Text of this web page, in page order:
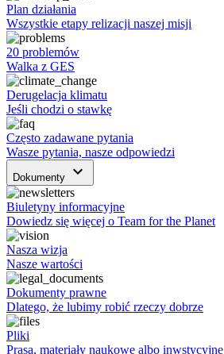
Plan działania
Wszystkie etapy relizacji naszej misji
20 problemów
Walka z GES
Derugelacja klimatu
Jeśli chodzi o stawkę
Często zadawane pytania
Wasze pytania, nasze odpowiedzi
Dokumenty keyboard_arrow_down
Biuletyny informacyjne
Dowiedz się więcej o Team for the Planet
Nasza wizja
Nasze wartości
Dokumenty prawne
Dlatego, że lubimy robić rzeczy dobrze
Pliki
Prasa, materiały naukowe albo inwstycyjne